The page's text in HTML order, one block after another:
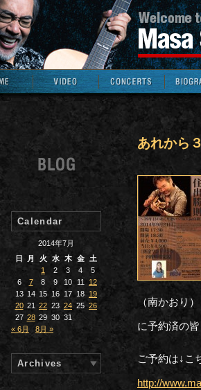
あれから
（南かおり
に予約済の
ご予約は↓こ
http://
Calendar
2014年7月
日
月 火 水 木 金
土
1
2 3 4
5
6
7 8 9 10 11
12
13 14 15 16 17 18 19
20 21 22 23 24 25 26
27 28 29 30 31
« 6月
8月 »
Archives